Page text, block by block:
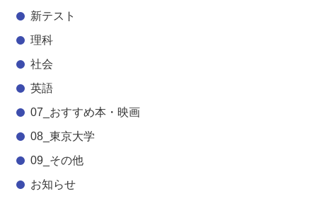
新テスト
理科
社会
英語
07_おすすめ本・映画
08_東京大学
09_その他
お知らせ